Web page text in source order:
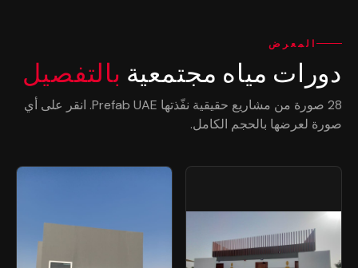
المعرض
دورات مياه مجتمعية بالتفصيل
28 صورة من مشاريع حقيقية نفّذتها Prefab UAE. انقر على أي
صورة لعرضها بالحجم الكامل.